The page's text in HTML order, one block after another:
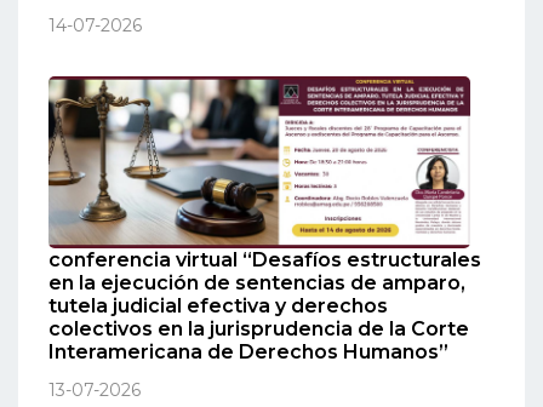
14-07-2026
conferencia virtual “Desafíos estructurales
en la ejecución de sentencias de amparo,
tutela judicial efectiva y derechos
colectivos en la jurisprudencia de la Corte
Interamericana de Derechos Humanos”
13-07-2026